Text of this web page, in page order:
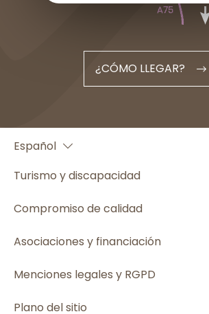
¿CÓMO LLEGAR?
Español
English
Turismo y discapacidad
Compromiso de calidad
Asociaciones y financiación
Menciones legales y RGPD
Plano del sitio